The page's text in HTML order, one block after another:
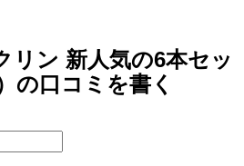
リン 新人気の6本セッ
の口コミを書く